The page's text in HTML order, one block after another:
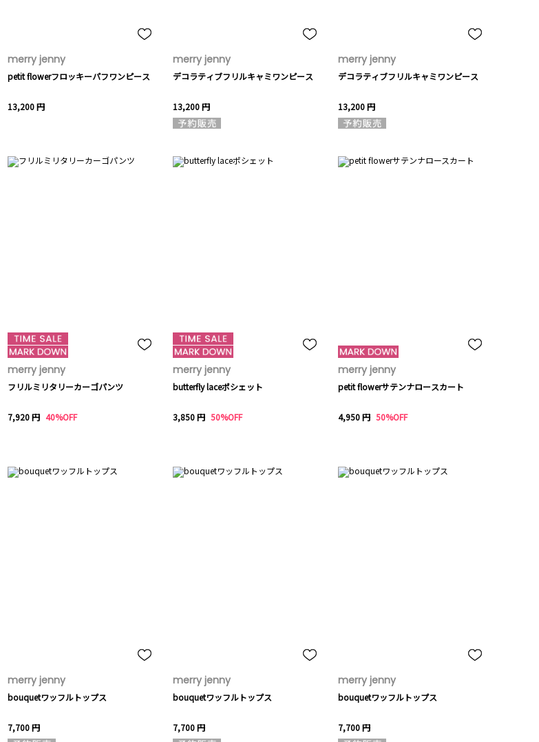
merry jenny
petit flowerフロッキーパフワンピース
13,200 円
merry jenny
デコラティブフリルキャミワンピース
13,200 円
merry jenny
デコラティブフリルキャミワンピース
13,200 円
merry jenny
フリルミリタリーカーゴパンツ
7,920 円 40%OFF
merry jenny
butterfly laceポシェット
3,850 円 50%OFF
merry jenny
petit flowerサテンナロースカート
4,950 円 50%OFF
merry jenny
bouquetワッフルトップス
7,700 円
merry jenny
bouquetワッフルトップス
7,700 円
merry jenny
bouquetワッフルトップス
7,700 円